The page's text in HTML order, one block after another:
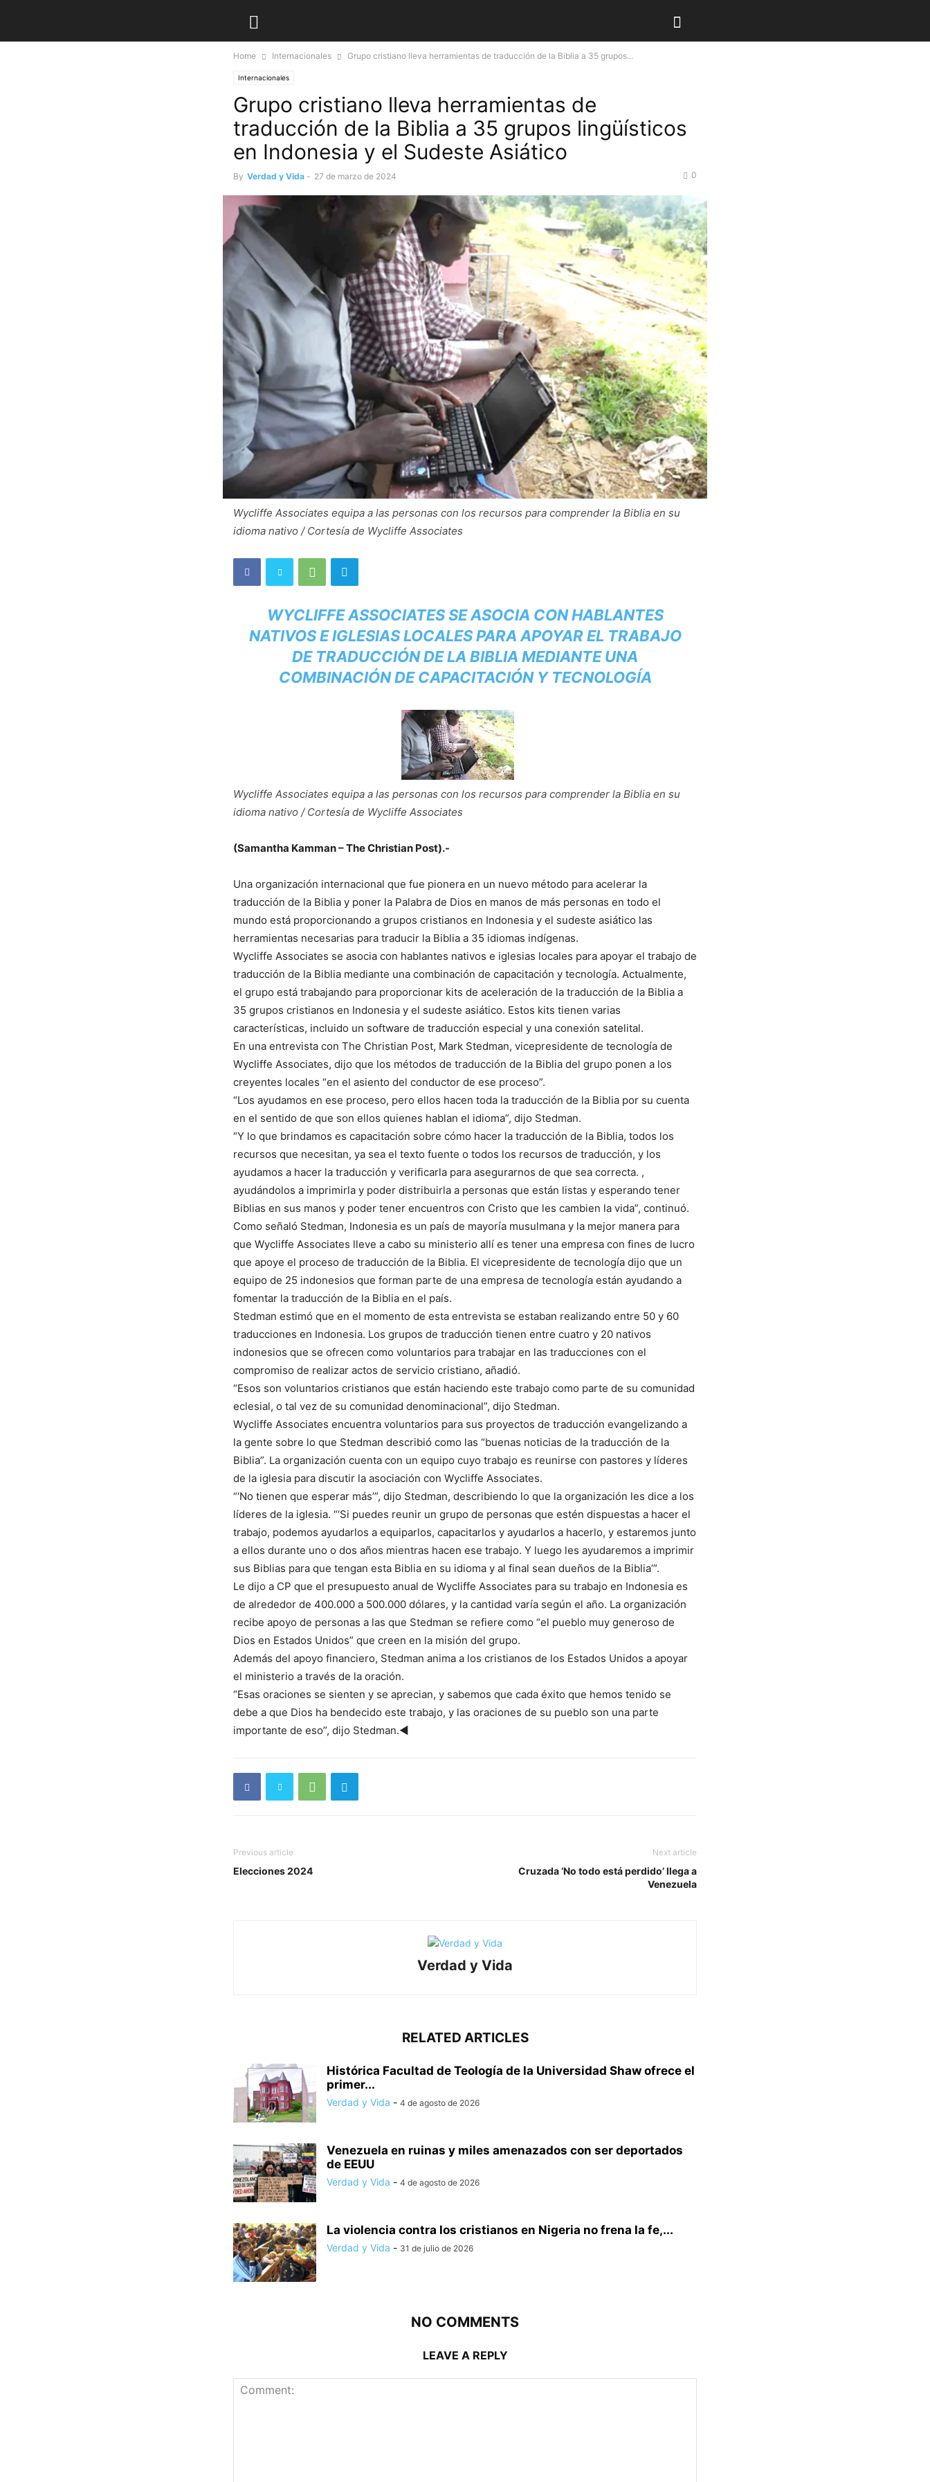
Home Internacionales Grupo cristiano lleva herramientas de traducción de la Biblia a 35 grupos...
Internacionales
Grupo cristiano lleva herramientas de
traducción de la Biblia a 35 grupos lingüísticos
en Indonesia y el Sudeste Asiático
By Verdad y Vida - 27 de marzo de 2024 0
Wycliffe Associates equipa a las personas con los recursos para comprender la Biblia en su
idioma nativo / Cortesía de Wycliffe Associates
WYCLIFFE ASSOCIATES SE ASOCIA CON HABLANTES
NATIVOS E IGLESIAS LOCALES PARA APOYAR EL TRABAJO
DE TRADUCCIÓN DE LA BIBLIA MEDIANTE UNA
COMBINACIÓN DE CAPACITACIÓN Y TECNOLOGÍA
Wycliffe Associates equipa a las personas con los recursos para comprender la Biblia en su
idioma nativo / Cortesía de Wycliffe Associates
(Samantha Kamman – The Christian Post).-
Una organización internacional que fue pionera en un nuevo método para acelerar la
traducción de la Biblia y poner la Palabra de Dios en manos de más personas en todo el
mundo está proporcionando a grupos cristianos en Indonesia y el sudeste asiático las
herramientas necesarias para traducir la Biblia a 35 idiomas indígenas.
Wycliffe Associates se asocia con hablantes nativos e iglesias locales para apoyar el trabajo de
traducción de la Biblia mediante una combinación de capacitación y tecnología. Actualmente,
el grupo está trabajando para proporcionar kits de aceleración de la traducción de la Biblia a
35 grupos cristianos en Indonesia y el sudeste asiático. Estos kits tienen varias
características, incluido un software de traducción especial y una conexión satelital.
En una entrevista con The Christian Post, Mark Stedman, vicepresidente de tecnología de
Wycliffe Associates, dijo que los métodos de traducción de la Biblia del grupo ponen a los
creyentes locales “en el asiento del conductor de ese proceso”.
“Los ayudamos en ese proceso, pero ellos hacen toda la traducción de la Biblia por su cuenta
en el sentido de que son ellos quienes hablan el idioma”, dijo Stedman.
“Y lo que brindamos es capacitación sobre cómo hacer la traducción de la Biblia, todos los
recursos que necesitan, ya sea el texto fuente o todos los recursos de traducción, y los
ayudamos a hacer la traducción y verificarla para asegurarnos de que sea correcta. ,
ayudándolos a imprimirla y poder distribuirla a personas que están listas y esperando tener
Biblias en sus manos y poder tener encuentros con Cristo que les cambien la vida”, continuó.
Como señaló Stedman, Indonesia es un país de mayoría musulmana y la mejor manera para
que Wycliffe Associates lleve a cabo su ministerio allí es tener una empresa con fines de lucro
que apoye el proceso de traducción de la Biblia. El vicepresidente de tecnología dijo que un
equipo de 25 indonesios que forman parte de una empresa de tecnología están ayudando a
fomentar la traducción de la Biblia en el país.
Stedman estimó que en el momento de esta entrevista se estaban realizando entre 50 y 60
traducciones en Indonesia. Los grupos de traducción tienen entre cuatro y 20 nativos
indonesios que se ofrecen como voluntarios para trabajar en las traducciones con el
compromiso de realizar actos de servicio cristiano, añadió.
“Esos son voluntarios cristianos que están haciendo este trabajo como parte de su comunidad
eclesial, o tal vez de su comunidad denominacional”, dijo Stedman.
Wycliffe Associates encuentra voluntarios para sus proyectos de traducción evangelizando a
la gente sobre lo que Stedman describió como las “buenas noticias de la traducción de la
Biblia”. La organización cuenta con un equipo cuyo trabajo es reunirse con pastores y líderes
de la iglesia para discutir la asociación con Wycliffe Associates.
“‘No tienen que esperar más’”, dijo Stedman, describiendo lo que la organización les dice a los
líderes de la iglesia. “‘Si puedes reunir un grupo de personas que estén dispuestas a hacer el
trabajo, podemos ayudarlos a equiparlos, capacitarlos y ayudarlos a hacerlo, y estaremos junto
a ellos durante uno o dos años mientras hacen ese trabajo. Y luego les ayudaremos a imprimir
sus Biblias para que tengan esta Biblia en su idioma y al final sean dueños de la Biblia’”.
Le dijo a CP que el presupuesto anual de Wycliffe Associates para su trabajo en Indonesia es
de alrededor de 400.000 a 500.000 dólares, y la cantidad varía según el año. La organización
recibe apoyo de personas a las que Stedman se refiere como “el pueblo muy generoso de
Dios en Estados Unidos” que creen en la misión del grupo.
Además del apoyo financiero, Stedman anima a los cristianos de los Estados Unidos a apoyar
el ministerio a través de la oración.
“Esas oraciones se sienten y se aprecian, y sabemos que cada éxito que hemos tenido se
debe a que Dios ha bendecido este trabajo, y las oraciones de su pueblo son una parte
importante de eso”, dijo Stedman.◄
Previous article
Elecciones 2024
Next article
Cruzada ‘No todo está perdido’ llega a
Venezuela
Verdad y Vida
RELATED ARTICLES
Histórica Facultad de Teología de la Universidad Shaw ofrece el
primer...
Verdad y Vida - 4 de agosto de 2026
Venezuela en ruinas y miles amenazados con ser deportados
de EEUU
Verdad y Vida - 4 de agosto de 2026
La violencia contra los cristianos en Nigeria no frena la fe,...
Verdad y Vida - 31 de julio de 2026
NO COMMENTS
LEAVE A REPLY